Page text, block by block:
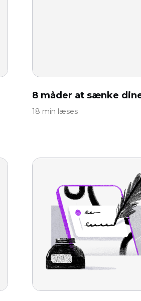
8 måder at sænke
18 min læses